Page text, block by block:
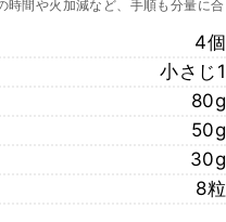
時間や火加減など、手順も分量に合
4個
小さじ1
80g
50g
30g
8粒